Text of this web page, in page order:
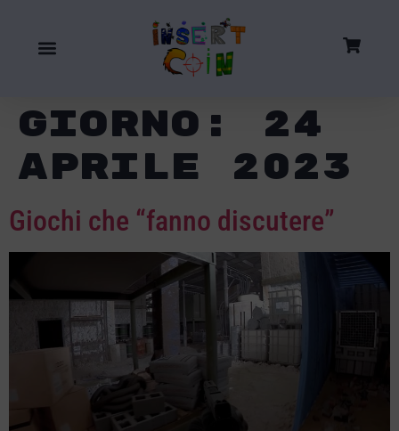
Giorno: 24
Aprile 2023
Giochi che “fanno discutere”